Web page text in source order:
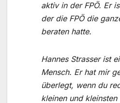
aktiv in der FPÖ. Er
der die FPÖ die
beraten hatte.
Hannes Strasser ist
Mensch. Er hat mir
überlegt, wenn du
kleinen und